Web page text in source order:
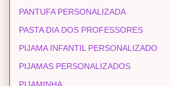
PANTUFA PERSONALIZADA
PASTA DIA DOS PROFESSORES
PIJAMA INFANTIL PERSONALIZADO
PIJAMAS PERSONALIZADOS
PIJAMINHA